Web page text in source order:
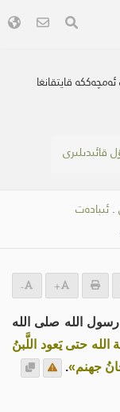
قايتقانغا
. ئىبادەت
+
-
الله صلى الله
حتى يَعود اللَّبنُ
جهنم».